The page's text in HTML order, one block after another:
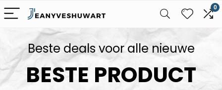
0
Beste deals voor alle nieuwe
BESTE PRODUCT